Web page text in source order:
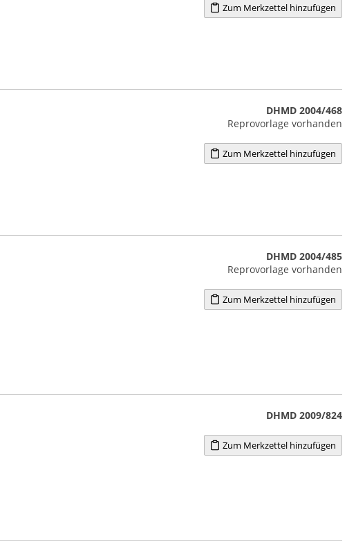
Zum Merkzettel hinzufügen
DHMD 2004/468
Reprovorlage vorhanden
Zum Merkzettel hinzufügen
DHMD 2004/485
Reprovorlage vorhanden
Zum Merkzettel hinzufügen
DHMD 2009/824
Zum Merkzettel hinzufügen